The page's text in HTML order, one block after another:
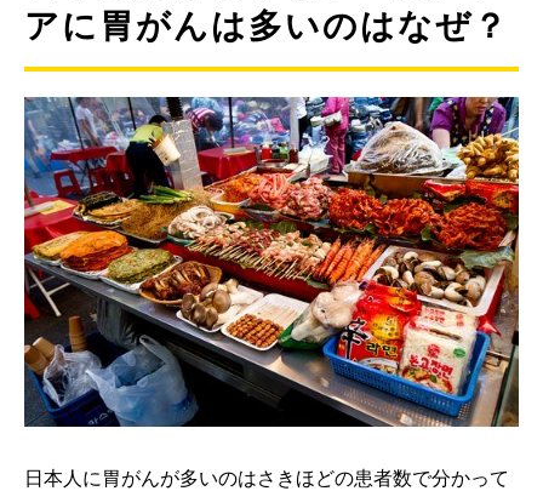
アに胃がんは多いのはなぜ？
日本人に胃がんが多いのはさきほどの患者数で分かって